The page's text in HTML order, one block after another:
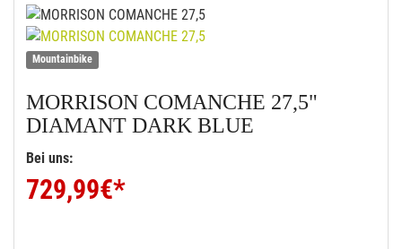
Mountainbike
MORRISON COMANCHE 27,5"
DIAMANT DARK BLUE
Bei uns:
729,99€*